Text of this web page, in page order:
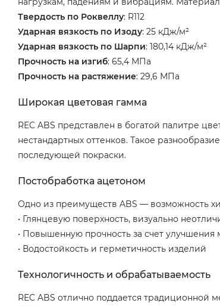
Твердость по Роквеллу: R112
Ударная вязкость по Изоду: 25 кДж/м²
Ударная вязкость по Шарпи: 180,14 кДж/м²
Прочность на изгиб: 65,4 МПа
Прочность на растяжение: 29,6 МПа
Широкая цветовая гамма
REC ABS представлен в богатой палитре
нестандартных оттенков. Такое
последующей покраски.
Постобработка ацетоном
Одно из преимуществ ABS — возможность
• Глянцевую поверхность, визуально
• Повышенную прочность за счет
• Водостойкость и герметичность изделий
Технологичность и обрабатываемость
REC ABS отлично поддается